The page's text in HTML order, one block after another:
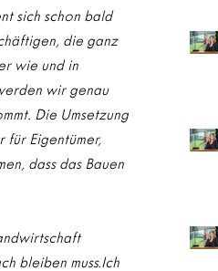
sich schon bald
die ganz
wie und in
wir genau
Die Umsetzung
für Eigentümer,
dass das Bauen
bleiben muss.Ich